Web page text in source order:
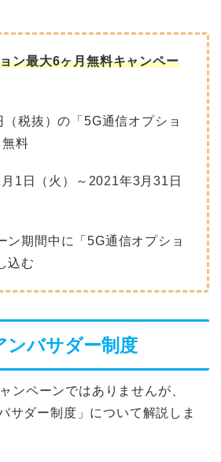
ン最大6ヶ月無料キャンペー
税抜）の「5G通信オプショ
料
1日（火）～2021年3月31日
ン期間中に「5G通信オプショ
込む
ンバサダー制度
ンペーンではありませんが、
サダー制度」について解説しま